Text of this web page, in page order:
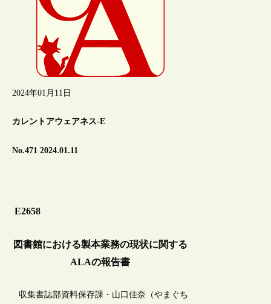
2024年01月11日
カレントアウェアネス-E
No.471 2024.01.11
E2658
図書館における製本業務の現状に関する
ALAの報告書
収集書誌部資料保存課・山口佳奈（やまぐち